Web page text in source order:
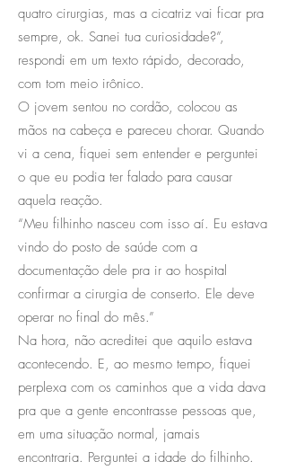
quatro cirurgias, mas a cicatriz vai ficar pra
sempre, ok. Sanei tua curiosidade?”,
respondi em um texto rápido, decorado,
com tom meio irônico.
O jovem sentou no cordão, colocou as
mãos na cabeça e pareceu chorar. Quando
vi a cena, fiquei sem entender e perguntei
o que eu podia ter falado para causar
aquela reação.
“Meu filhinho nasceu com isso aí. Eu estava
vindo do posto de saúde com a
documentação dele pra ir ao hospital
confirmar a cirurgia de conserto. Ele deve
operar no final do mês.”
Na hora, não acreditei que aquilo estava
acontecendo. E, ao mesmo tempo, fiquei
perplexa com os caminhos que a vida dava
pra que a gente encontrasse pessoas que,
em uma situação normal, jamais
encontraria. Perguntei a idade do filhinho.